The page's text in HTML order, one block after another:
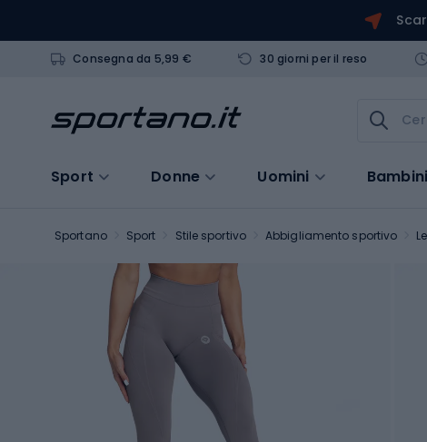
Consegna da 5,99 € 30 giorni per il reso
Sport Donne Uomini Bambini
Sportano Sport Stile sportivo Abbigliamento sportivo